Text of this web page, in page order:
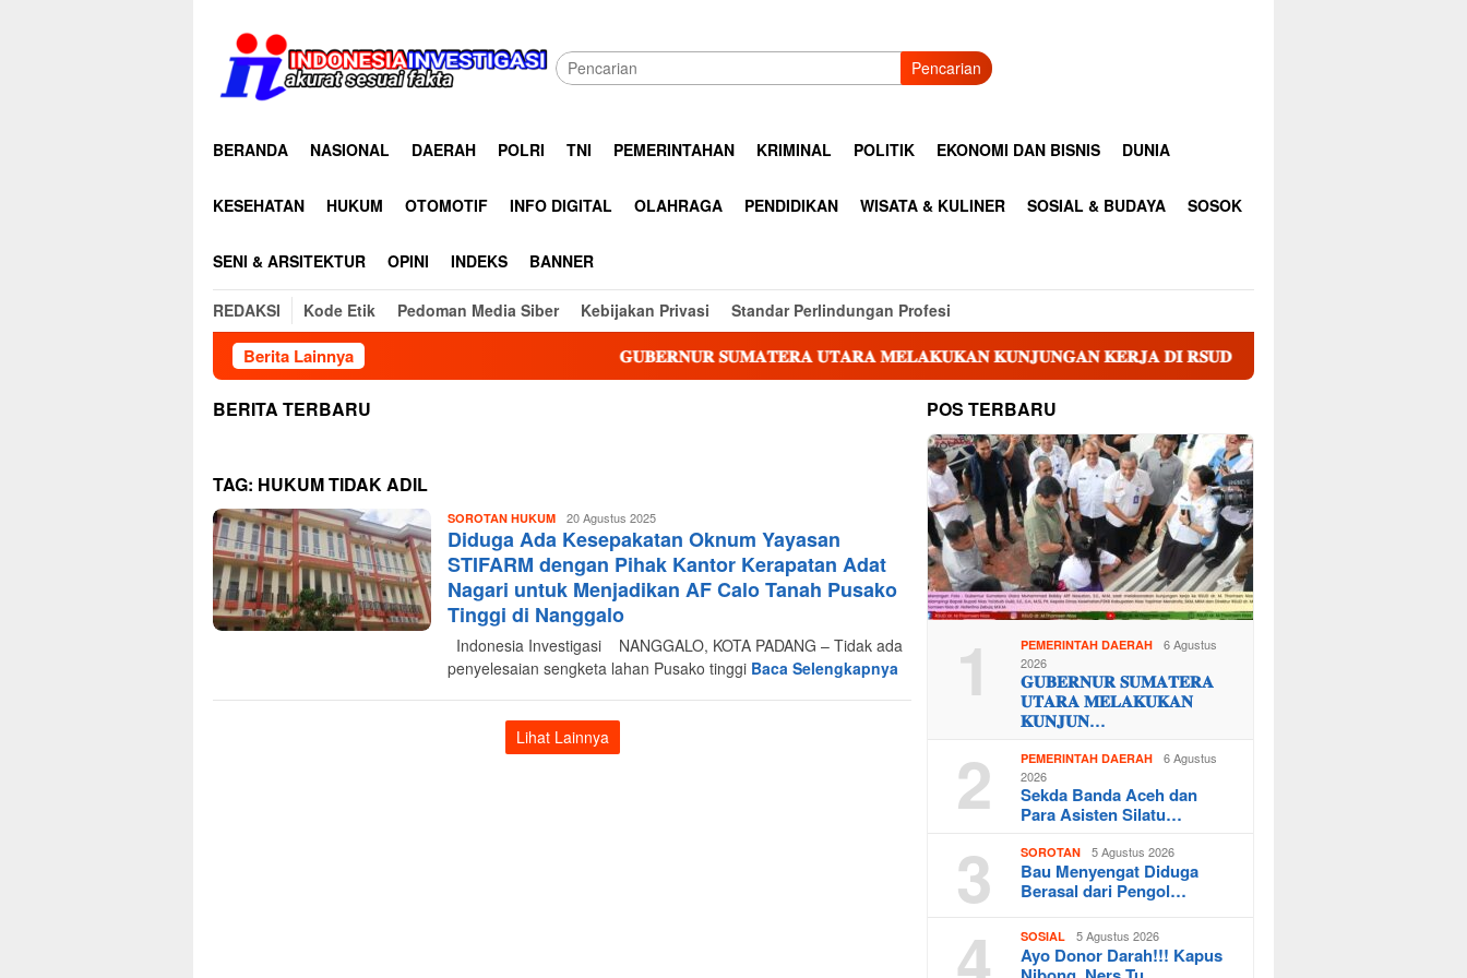
konten
Pencarian
BERANDA NASIONAL DAERAH POLRI TNI PEMERINTAHAN KRIMINAL POLITIK EKONOMI DAN BISNIS DUNIA
KESEHATAN HUKUM OTOMOTIF INFO DIGITAL OLAHRAGA PENDIDIKAN WISATA & KULINER SOSIAL & BUDAYA SOSOK
SENI & ARSITEKTUR OPINI INDEKS BANNER
REDAKSI Kode Etik Pedoman Media Siber Kebijakan Privasi Standar Perlindungan Profesi
Berita Lainnya 𝐆𝐔𝐁𝐄𝐑𝐍𝐔𝐑 𝐒𝐔𝐌𝐀𝐓𝐄𝐑𝐀 𝐔𝐓𝐀𝐑𝐀 𝐌𝐄𝐋𝐀𝐊𝐔𝐊𝐀𝐍 𝐊𝐔𝐍𝐉𝐔𝐍𝐆𝐀𝐍 𝐊𝐄𝐑𝐉𝐀 𝐃𝐈 𝐑𝐒𝐔𝐃 𝐝𝐫. 𝐌. 𝐓𝐡𝐨𝐦𝐬𝐞𝐧 𝐍𝐢𝐚𝐬
BERITA TERBARU
TAG: HUKUM TIDAK ADIL
SOROTAN HUKUM Redaksi
Indonesia
Investigasi
20 Agustus 2025
Diduga Ada Kesepakatan Oknum Yayasan
STIFARM dengan Pihak Kantor Kerapatan Adat
Nagari untuk Menjadikan AF Calo Tanah Pusako
Tinggi di Nanggalo
Indonesia Investigasi NANGGALO, KOTA PADANG – Tidak ada
penyelesaian sengketa lahan Pusako tinggi Baca Selengkapnya
Lihat Lainnya
POS TERBARU
1 PEMERINTAH DAERAH
6 Agustus
2026
𝐆𝐔𝐁𝐄𝐑𝐍𝐔𝐑 𝐒𝐔𝐌𝐀𝐓𝐄𝐑𝐀
𝐔𝐓𝐀𝐑𝐀 𝐌𝐄𝐋𝐀𝐊𝐔𝐊𝐀𝐍
𝐊𝐔𝐍𝐉𝐔𝐍…
2 PEMERINTAH DAERAH
6 Agustus
2026
Sekda Banda Aceh dan
Para Asisten Silatu…
3 SOROTAN 5 Agustus 2026
Bau Menyengat Diduga
Berasal dari Pengol…
4 SOSIAL 5 Agustus 2026
Ayo Donor Darah!!! Kapus